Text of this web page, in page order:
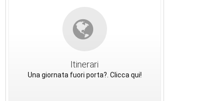
Itinerari
Una giornata fuori porta?. Clicca qui!